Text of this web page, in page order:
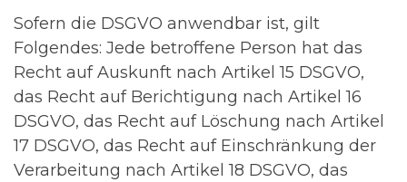
Sofern die DSGVO anwendbar ist, gilt
Folgendes: Jede betroffene Person hat das
Recht auf Auskunft nach Artikel 15 DSGVO,
das Recht auf Berichtigung nach Artikel 16
DSGVO, das Recht auf Löschung nach Artikel
17 DSGVO, das Recht auf Einschränkung der
Verarbeitung nach Artikel 18 DSGVO, das